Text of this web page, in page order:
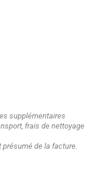
supplémentaires
frais de nettoyage
de la facture.